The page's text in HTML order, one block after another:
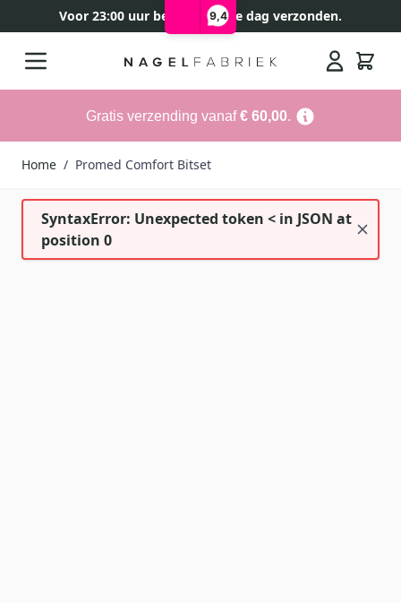
9,4
Voor 23:00 uur besteld, zelfde dag verzonden.
Gratis verzending vanaf€ 60,00.
Home / Promed Comfort Bitset
SyntaxError: Unexpected token < in JSON at
position 0